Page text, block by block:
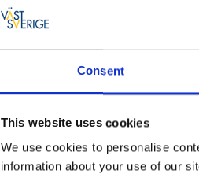
Consent
This website uses cookies
We use cookies to personalise
information about your use of our
En annorlunda
reser från Töcksfors via
fram till en skylt där det
bilkyrkogården och med
Kulturell